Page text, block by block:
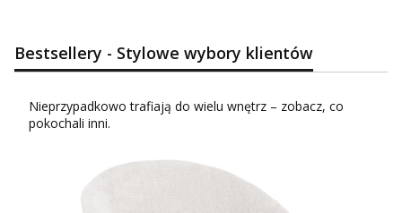
Bestsellery - Stylowe wybory klientów
Nieprzypadkowo trafiają do wielu wnętrz – zobacz, co
pokochali inni.